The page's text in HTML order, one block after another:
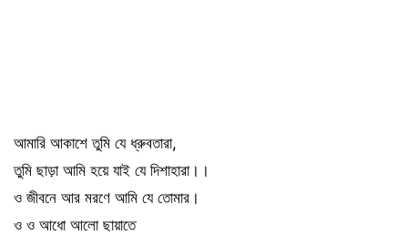
আমারি আকাশে তুমি যে ধ্রুবতারা,
তুমি ছাড়া আমি হয়ে যাই যে দিশাহারা।।
ও জীবনে আর মরণে আমি যে তোমার।
ও ও আধো আলো ছায়াতে